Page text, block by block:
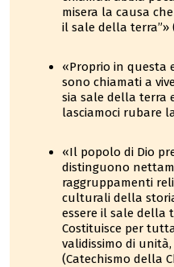
misera la causa
il sale della terra”»
«Proprio in questa
sono chiamati a
sia sale della terra
lasciamoci rubare
«Il popolo di Dio
distinguono
raggruppamenti
culturali della
essere il sale della
Costituisce per
validissimo di
(Catechismo della